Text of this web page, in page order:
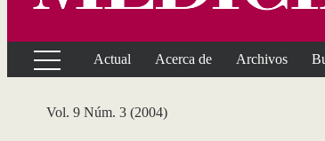
Actual Acerca de Archivos
Vol. 9 Núm. 3 (2004)